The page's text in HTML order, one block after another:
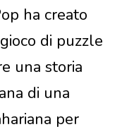
ha creato
di puzzle
una storia
di una
per